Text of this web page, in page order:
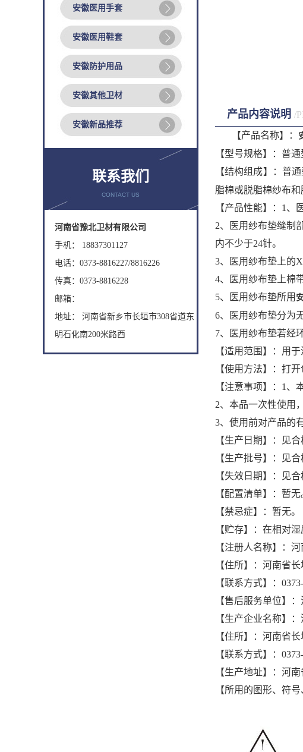
安徽医用手套
安徽医用鞋套
安徽防护用品
安徽其他卫材
安徽新品推荐
联系我们
CONTACT US
河南省豫北卫材有限公司
手机： 18837301127
电话：0373-8816227/8816226
传真：0373-8816228
邮箱：
地址： 河南省新乡市长垣市308省道东
明石化南200米路西
产品内容说明 /
【产品名称】：
【型号规格】：普
【结构组成】：普通
脂棉或脱脂棉纱布和
【产品性能】：1、
2、医用纱布垫缝制
内不少于24针。
3、医用纱布垫上的
4、医用纱布垫上棉
5、医用纱布垫所用
6、医用纱布垫分为
7、医用纱布垫若经
【适用范围】：用
【使用方法】：打
【注意事项】：1、
2、本品一次性使用
3、使用前对产品的
【生产日期】：见
【生产批号】：见
【失效日期】：见
【配置清单】：暂无
【禁忌症】：暂无。
【贮存】：在相对
【注册人名称】：
【住所】：河南省
【联系方式】：
【售后服务单位】
【生产企业名称】
【住所】：河南省
【联系方式】：
【生产地址】：河
【所用的图形、符